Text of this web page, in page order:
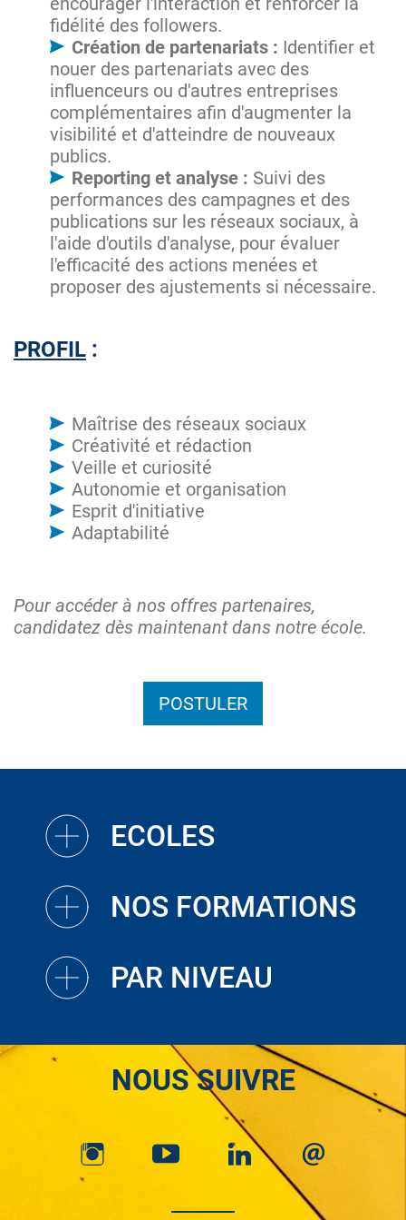
fidélité des followers.
Création de partenariats : Identifier et
nouer des partenariats avec des
influenceurs ou d'autres entreprises
complémentaires afin d'augmenter la
visibilité et d'atteindre de nouveaux
publics.
Reporting et analyse : Suivi des
performances des campagnes et des
publications sur les réseaux sociaux, à
l'aide d'outils d'analyse, pour évaluer
l'efficacité des actions menées et
proposer des ajustements si nécessaire.
PROFIL :
Maîtrise des réseaux sociaux
Créativité et rédaction
Veille et curiosité
Autonomie et organisation
Esprit d'initiative
Adaptabilité
Pour accéder à nos offres partenaires,
candidatez dès maintenant dans notre école.
POSTULER
ECOLES
NOS FORMATIONS
PAR NIVEAU
NOUS SUIVRE